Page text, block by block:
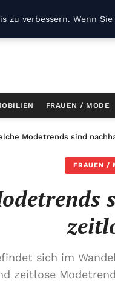
FRAUEN / MODE
Modetrends sind
FRAUEN /
sich im
zeitlose
zu verbessern. Wenn